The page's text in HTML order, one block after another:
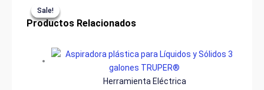
TRUPER®
cantidad
Productos Relacionados
Sale!
Sale!
Herramienta Eléctrica
was:
Sale!
Sale!
was: